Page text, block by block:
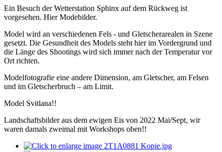
Ein Besuch der Wetterstation Sphinx auf dem Rückweg ist
vorgesehen. Hier Modebilder.
Model wird an verschiedenen Fels - und Gletscherarealen in Szene
gesetzt. Die Gesundheit des Models steht hier im Vordergrund und
die Länge des Shootings wird sich immer nach der Temperatur vor
Ort richten.
Modelfotografie eine andere Dimension, am Gletscher, am Felsen
und im Gletscherbruch – am Limit.
Model Svitlana!!
Landschaftsbilder aus dem ewigen Eis von 2022 Mai/Sept, wir
waren damals zweimal mit Workshops oben!!